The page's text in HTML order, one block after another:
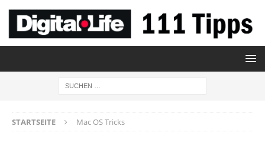
STARTSEITE Mac OS Tricks